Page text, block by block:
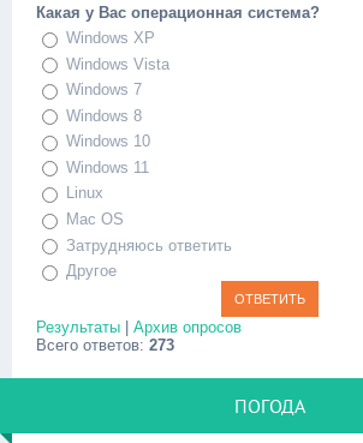
Какая у Вас операционная система?
Windows XP
Windows Vista
Windows 7
Windows 8
Windows 10
Windows 11
Linux
Mac OS
Затрудняюсь ответить
Другое
Результаты | Архив опросов
Всего ответов: 273
ПОГОДА